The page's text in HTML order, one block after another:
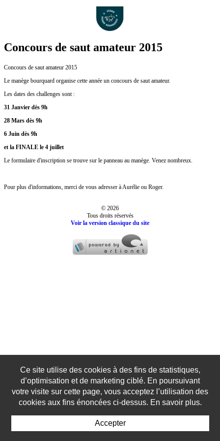
Concours de saut amateur 2015
Concours de saut amateur 2015
Le manège bourquard organise cette année un concours de saut amateur.
Les dates des challenges sont :
31 Janvier dès 9h
28 Mars dès 9h
6 Juin dès 9h
et la FINALE le 4 juillet
Le formulaire d'inscription se trouve sur le panneau au manège. Venez nombreux.
Pour plus d'informations, merci de vous adresser à Aurélie ou Roger.
© 2026
Tous droits réservés
Voir la version classique du site
Ce site utilise des cookies à des fins de statistiques,
d’optimisation et de marketing ciblé. En poursuivant
votre visite sur cette page, vous acceptez l’utilisation des
cookies aux fins énoncées ci-dessus. En savoir plus.
Accepter